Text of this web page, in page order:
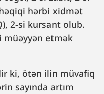
hərbi xidmət
2-si kursant olub.
etmək
ki, ötən ilin müvafiq
sayında artım